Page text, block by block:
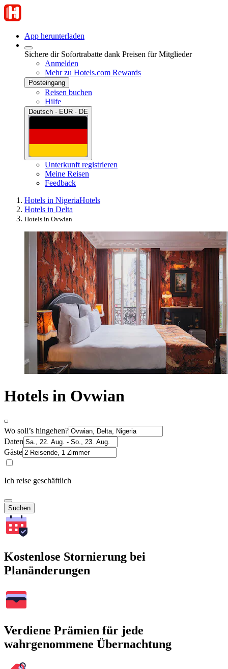
App herunterladen
Sichere dir Sofortrabatte dank Preisen für Mitglieder
Anmelden
Mehr zu Hotels.com Rewards
Posteingang
Reisen buchen
Hilfe
Deutsch · EUR · DE
Unterkunft registrieren
Meine Reisen
Feedback
Hotels in NigeriaHotels
Hotels in Delta
Hotels in Ovwian
Hotels in Ovwian
Wo soll’s hingehen?
Daten
Gäste
Ich reise geschäftlich
Suchen
Kostenlose Stornierung bei
Planänderungen
Verdiene Prämien für jede
wahrgenommene Übernachtung